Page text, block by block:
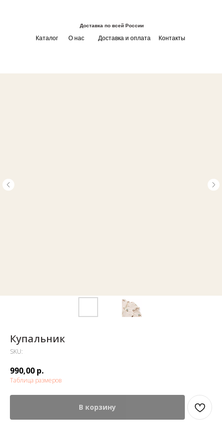
Доставка по всей России
О нас Доставка и оплата
Каталог Контакты
Купальник
SKU:
990,00 р.
Таблица размеров
В корзину